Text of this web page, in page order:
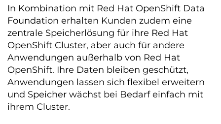
In Kombination mit Red Hat OpenShift Data
Foundation erhalten Kunden zudem eine
zentrale Speicherlösung für ihre Red Hat
OpenShift Cluster, aber auch für andere
Anwendungen außerhalb von Red Hat
OpenShift. Ihre Daten bleiben geschützt,
Anwendungen lassen sich flexibel erweitern
und Speicher wächst bei Bedarf einfach mit
ihrem Cluster.